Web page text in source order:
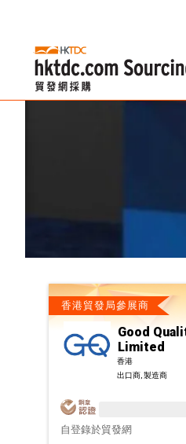
香港貿發局參展商
Good
Limited
香港
出口商, 製造商
自登錄於貿發網